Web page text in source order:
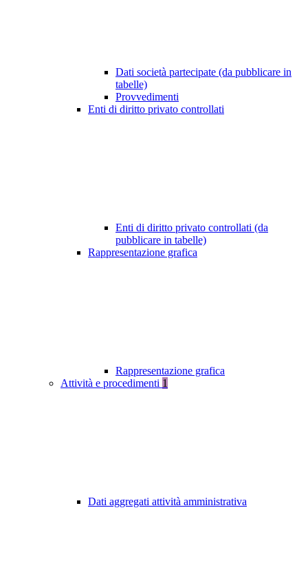
Dati società partecipate (da pubblicare in
tabelle)
Provvedimenti
Enti di diritto privato controllati
Enti di diritto privato controllati (da
pubblicare in tabelle)
Rappresentazione grafica
Rappresentazione grafica
Attività e procedimenti 1
Dati aggregati attività amministrativa